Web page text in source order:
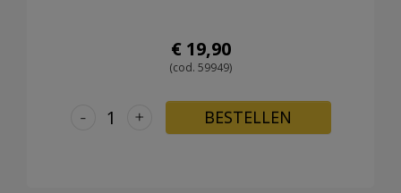
€ 19,90
(cod. 59949)
+
- BESTELLEN